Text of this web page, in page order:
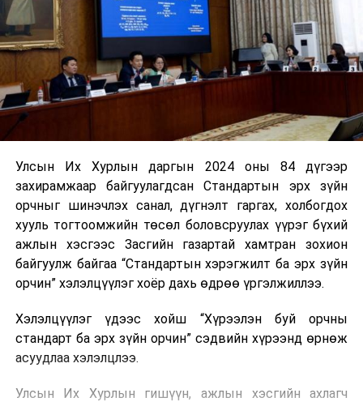
Улсын Их Хурлын даргын 2024 оны 84 дүгээр
захирамжаар байгуулагдсан Стандартын эрх зүйн
орчныг шинэчлэх санал, дүгнэлт гаргах, холбогдох
хууль тогтоомжийн төсөл боловсруулах үүрэг бүхий
ажлын хэсгээс Засгийн газартай хамтран зохион
байгуулж байгаа “Стандартын хэрэгжилт ба эрх зүйн
орчин” хэлэлцүүлэг хоёр дахь өдрөө үргэлжиллээ.
Хэлэлцүүлэг үдээс хойш “Хүрээлэн буй орчны
стандарт ба эрх зүйн орчин” сэдвийн хүрээнд өрнөж
асуудлаа хэлэлцлээ.
Улсын Их Хурлын гишүүн, ажлын хэсгийн ахлагч